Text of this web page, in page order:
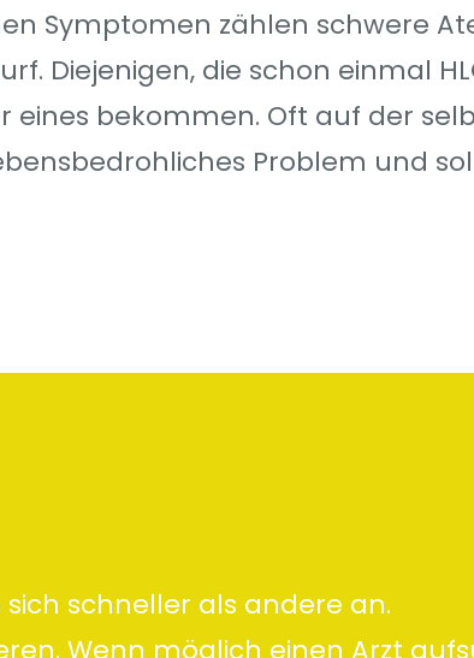
Symptomen zählen schwere
Diejenigen, die schon einmal
eines bekommen. Oft auf der
Problem und
schneller als andere an.